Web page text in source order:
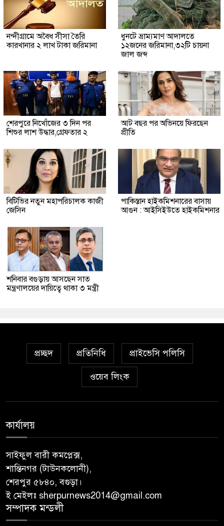
নন্দীগ্রামে অবৈধ সীসা তৈরি
কারখানার ২ লাখ টাকা জরিমানা
ধুনটে ভ্রাম্যমাণ আদালতে
১২জনের জরিমানা,৩২টি চায়না
জাল জব্দ
শেরপুরে নিখোঁজের ৩ দিন পর
শিশুর লাশ উদ্ধার,গ্রেফতার ২
আট বছর পর অভিনয়ে ফিরছেন
প্রীতি
বিটিভির নতুন মহাপরিচালক কাজী
জেসিন
পাকিস্তান হাইকমিশনারের বাসায়
আগুন : আইসিইউতে হাইকমিশনার
শনিবার বগুড়ায় আসছেন সাত
মন্ত্রণালয়ের দায়িত্বে থাকা ৩ মন্ত্রী
প্রচ্ছদ প্রতিনিধি প্রাইভেসি পলিসি
ওয়েব লিংক
কার্যালয়
সাইফুল বারী কমপ্লেক্স,
শান্তিনগর (টাউনকলোনী),
শেরপুর ৫৮৪০, বগুড়া।
ই মেইলঃ sherpurnews2014@gmail.com
সম্পাদক মন্ডলী